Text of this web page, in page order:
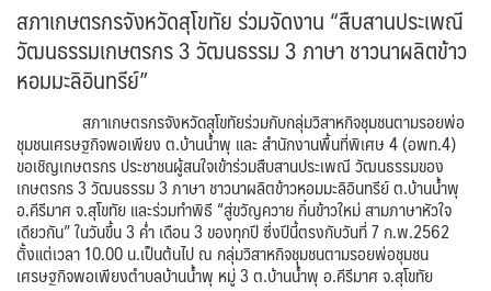
สภาเกษตรกรจังหวัดสุโขทัย ร่วมจัดงาน “สืบสานประเพณี
วัฒนธรรมเกษตรกร 3 วัฒนธรรม 3 ภาษา ชาวนาผลิตข้าว
หอมมะลิอินทรีย์”
สภาเกษตรกรจังหวัดสุโขทัยร่วมกับกลุ่มวิสาหกิจชุมชนตามรอยพ่อ
ชุมชนเศรษฐกิจพอเพียง ต.บ้านน้ำพุ และ สำนักงานพื้นที่พิเศษ 4 (อพท.4)
ขอเชิญเกษตรกร ประชาชนผู้สนใจเข้าร่วมสืบสานประเพณี วัฒนธรรมของ
เกษตรกร 3 วัฒนธรรม 3 ภาษา ชาวนาผลิตข้าวหอมมะลิอินทรีย์ ต.บ้านน้ำพุ
อ.คีรีมาศ จ.สุโขทัย และร่วมทำพิธี “สู่ขวัญควาย กิ๋นข้าวใหม่ สามภาษาหัวใจ
เดียวกัน” ในวันขึ้น 3 ค่ำ เดือน 3 ของทุกปี ซึ่งปีนี้ตรงกับวันที่ 7 ก.พ.2562
ตั้งแต่เวลา 10.00 น.เป็นต้นไป ณ กลุ่มวิสาหกิจชุมชนตามรอยพ่อชุมชน
เศรษฐกิจพอเพียงตำบลบ้านน้ำพุ หมู่ 3 ต.บ้านน้ำพุ อ.คีรีมาศ จ.สุโขทัย